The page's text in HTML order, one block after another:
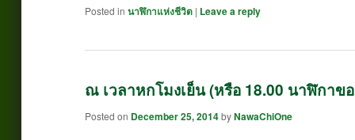
Posted in นาฬิกาแห่งชีวิต | Leave a reply
ณ เวลาหกโมงเย็น (หรือ 18.00 นาฬิกา
Posted on December 25, 2014byNawaChiOne